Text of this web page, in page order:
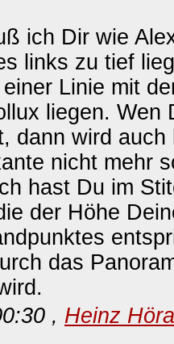
ich Dir wie
links zu tief
Linie mit
liegen. Wen
dann wird auch
nicht mehr
hast Du im
der Höhe
das
, Heinz Höra